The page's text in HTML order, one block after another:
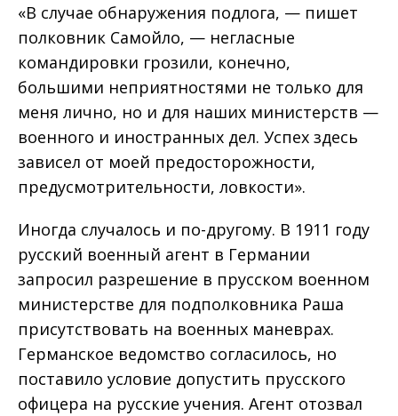
«В случае обнаружения подлога, — пишет
полковник Самойло, — негласные
командировки грозили, конечно,
большими неприятностями не только для
меня лично, но и для наших министерств —
военного и иностранных дел. Успех здесь
зависел от моей предосторожности,
предусмотрительности, ловкости».
Иногда случалось и по-другому. В 1911 году
русский военный агент в Германии
запросил разрешение в прусском военном
министерстве для подполковника Раша
присутствовать на военных маневрах.
Германское ведомство согласилось, но
поставило условие допустить прусского
офицера на русские учения. Агент отозвал